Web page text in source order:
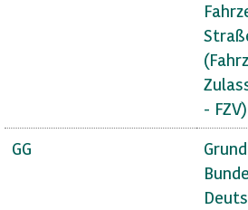
- FZV)
GG